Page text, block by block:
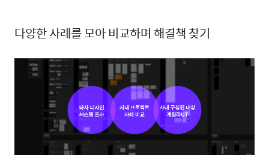
다양한 사례를 모아 비교하며 해결책 찾기